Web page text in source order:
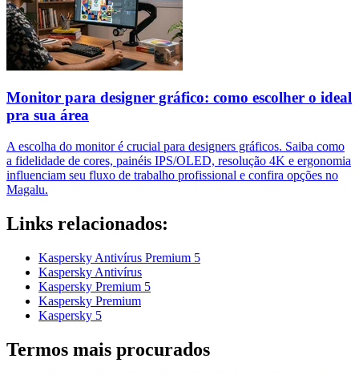
Monitor para designer gráfico: como escolher o ideal
pra sua área
A escolha do monitor é crucial para designers gráficos. Saiba como
a fidelidade de cores, painéis IPS/OLED, resolução 4K e ergonomia
influenciam seu fluxo de trabalho profissional e confira opções no
Magalu.
Links relacionados:
Kaspersky Antivírus Premium 5
Kaspersky Antivírus
Kaspersky Premium 5
Kaspersky Premium
Kaspersky 5
Termos mais procurados